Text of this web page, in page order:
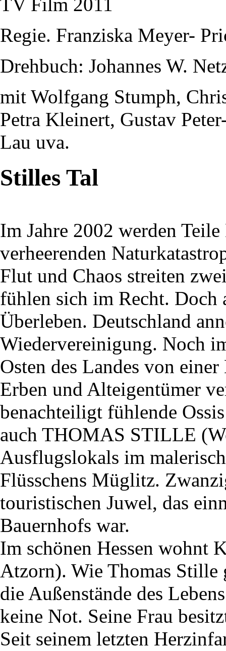
Regie. Franziska Meyer-
Drehbuch: Johannes W.
mit Wolfgang Stumph,
Petra Kleinert, Gustav
Lau uva.
Stilles Tal
Im Jahre 2002 werden
verheerenden
Flut und Chaos streiten
fühlen sich im Recht. Doch
Überleben. Deutschland
Wiedervereinigung. Noch
Osten des Landes von
Erben und Alteigentümer
benachteiligt fühlende
auch THOMAS STILLE
Ausflugslokals im
Flüsschens Müglitz.
touristischen Juwel, das
Bauernhofs war.
Im schönen Hessen wohnt
Atzorn). Wie Thomas Stille
die Außenstände des
keine Not. Seine Frau
Seit seinem letzten